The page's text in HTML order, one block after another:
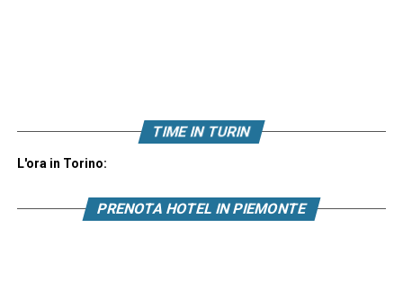
TIME IN TURIN
L'ora in Torino:
PRENOTA HOTEL IN PIEMONTE